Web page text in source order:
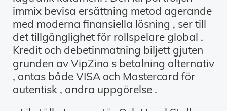
immix bevisa ersättning metod agerande
med moderna finansiella lösning , ser till
det tillgänglighet för rollspelare global .
Kredit och debetinmatning biljett gjuten
grunden av VipZino s betalning alternativ
, antas både VISA och Mastercard för
autentisk , andra uppgörelse .